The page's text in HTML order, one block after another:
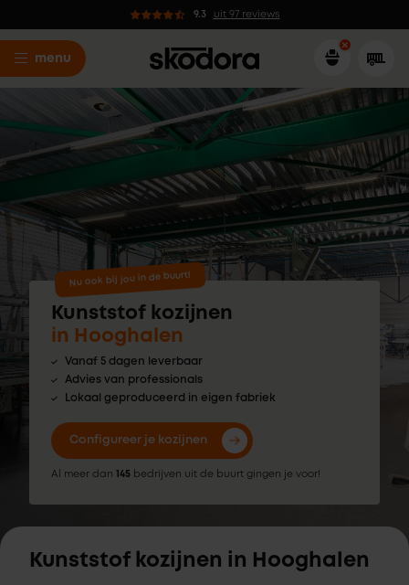
9.3 uit 97 reviews
menu
Nu ook bij jou in de buurt!
Kunststof kozijnen
in Hooghalen
Vanaf 5 dagen leverbaar
Advies van professionals
Lokaal geproduceerd in eigen fabriek
Configureer je kozijnen
Al meer dan 145 bedrijven uit de buurt gingen je voor!
Kunststof kozijnen in Hooghalen